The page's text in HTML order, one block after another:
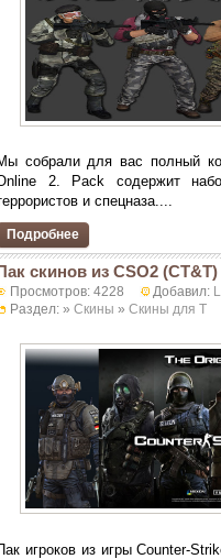
собрали для вас полный
2. Pack содержит
и спецназа....
Подробнее
скинов из CSO2 (CT&T)
Просмотров: 4228 Добавил:
Раздел: » Скины » Скины для T
игроков из игры Counter-